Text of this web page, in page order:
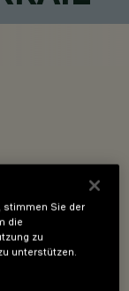
stimmen Sie der
die
zu
unterstützen.